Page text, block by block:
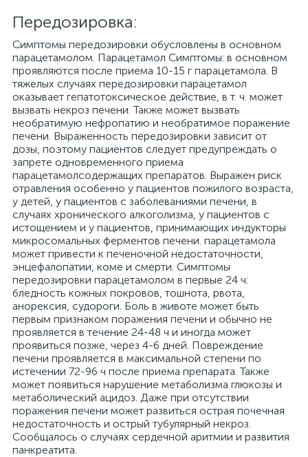
Передозировка:
Симптомы передозировки обусловлены в основном
парацетамолом. Парацетамол Симптомы: в основном
проявляются после приема 10-15 г парацетамола. В
тяжелых случаях передозировки парацетамол
оказывает гепатотоксическое действие, в т. ч. может
вызвать некроз печени. Также может вызвать
необратимую нефропатию и необратимое поражение
печени. Выраженность передозировки зависит от
дозы, поэтому пациентов следует предупреждать о
запрете одновременного приема
парацетамолсодержащих препаратов. Выражен риск
отравления особенно у пациентов пожилого возраста,
у детей, у пациентов с заболеваниями печени, в
случаях хронического алкоголизма, у пациентов с
истощением и у пациентов, принимающих индукторы
микросомальных ферментов печени. парацетамола
может привести к печеночной недостаточности,
энцефалопатии, коме и смерти. Симптомы
передозировки парацетамолом в первые 24 ч:
бледность кожных покровов, тошнота, рвота,
анорексия, судороги. Боль в животе может быть
первым признаком поражения печени и обычно не
проявляется в течение 24-48 ч и иногда может
проявиться позже, через 4-6 дней. Повреждение
печени проявляется в максимальной степени по
истечении 72-96 ч после приема препарата. Также
может появиться нарушение метаболизма глюкозы и
метаболический ацидоз. Даже при отсутствии
поражения печени может развиться острая почечная
недостаточность и острый тубулярный некроз.
Сообщалось о случаях сердечной аритмии и развития
панкреатита.